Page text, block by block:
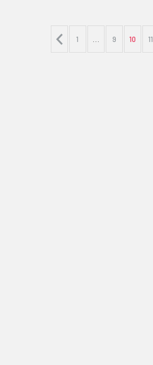
1 … 9 10 11